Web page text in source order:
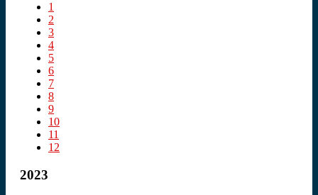
1
2
3
4
5
6
7
8
9
10
11
12
2023